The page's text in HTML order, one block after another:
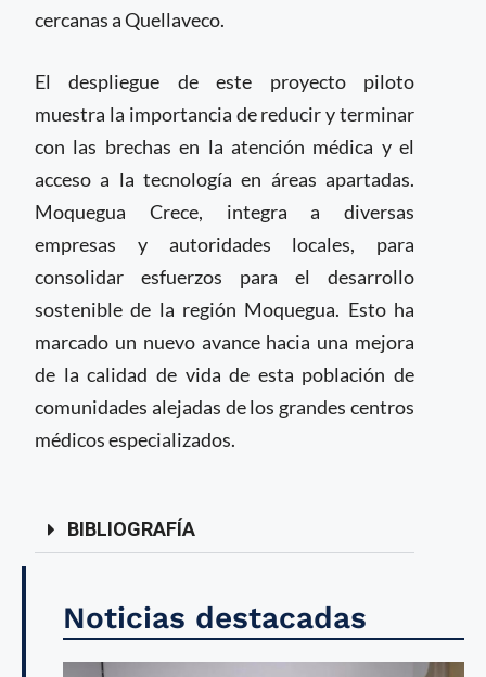
cercanas a Quellaveco.
El despliegue de este proyecto piloto
muestra la importancia de reducir y terminar
con las brechas en la atención médica y el
acceso a la tecnología en áreas apartadas.
Moquegua Crece, integra a diversas
empresas y autoridades locales, para
consolidar esfuerzos para el desarrollo
sostenible de la región Moquegua. Esto ha
marcado un nuevo avance hacia una mejora
de la calidad de vida de esta población de
comunidades alejadas de los grandes centros
médicos especializados.
BIBLIOGRAFÍA
Noticias destacadas